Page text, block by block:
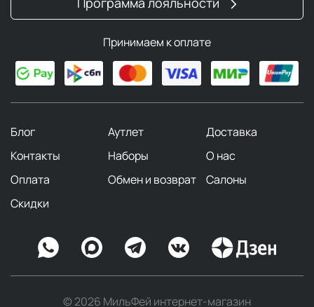
Принимаем к оплате
Блог Аутлет
Доставка
Контакты
Наборы
О нас
Оплата
Обмен и возврат
Салоны
Скидки
© 2026 МильФей интернет-магазин